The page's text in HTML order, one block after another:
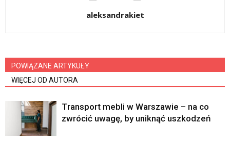
aleksandrakiet
POWIĄZANE ARTYKUŁY
WIĘCEJ OD AUTORA
Transport mebli w Warszawie – na co
zwrócić uwagę, by uniknąć uszkodzeń